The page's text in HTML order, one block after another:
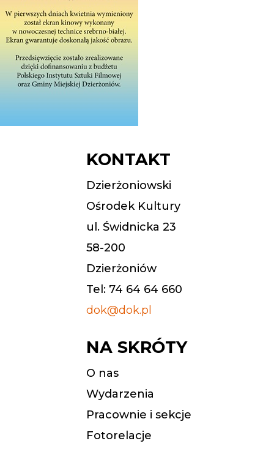
KONTAKT
Dzierżoniowski
Ośrodek Kultury
ul. Świdnicka 23
58-200
Dzierżoniów
Tel: 74 64 64 660
dok@dok.pl
NA SKRÓTY
O nas
Wydarzenia
Pracownie i sekcje
Fotorelacje